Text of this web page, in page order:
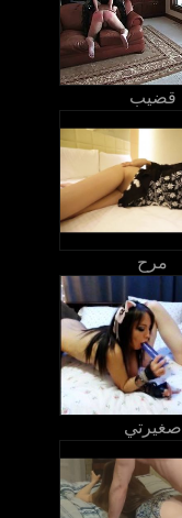
قضيب
مرح
صغيرتي